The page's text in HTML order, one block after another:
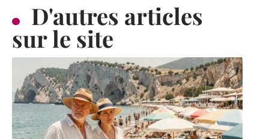
D'autres articles
sur le site